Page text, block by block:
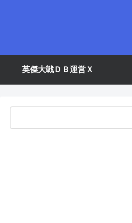
英傑大戦ＤＢ運営Ｘ